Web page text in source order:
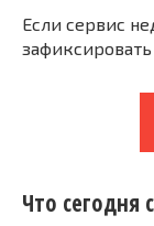
Если сервис
Что сегодня